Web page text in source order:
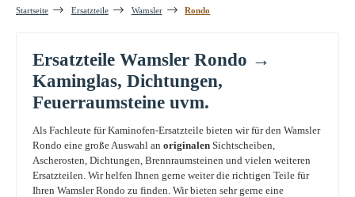
Startseite Ersatzteile Wamsler Rondo
Ersatzteile Wamsler Rondo →
Kaminglas, Dichtungen,
Feuerraumsteine uvm.
Als Fachleute für Kaminofen-Ersatzteile bieten wir für den Wamsler
Rondo eine große Auswahl an originalen Sichtscheiben,
Ascherosten, Dichtungen, Brennraumsteinen und vielen weiteren
Ersatzteilen. Wir helfen Ihnen gerne weiter die richtigen Teile für
Ihren Wamsler Rondo zu finden. Wir bieten sehr gerne eine